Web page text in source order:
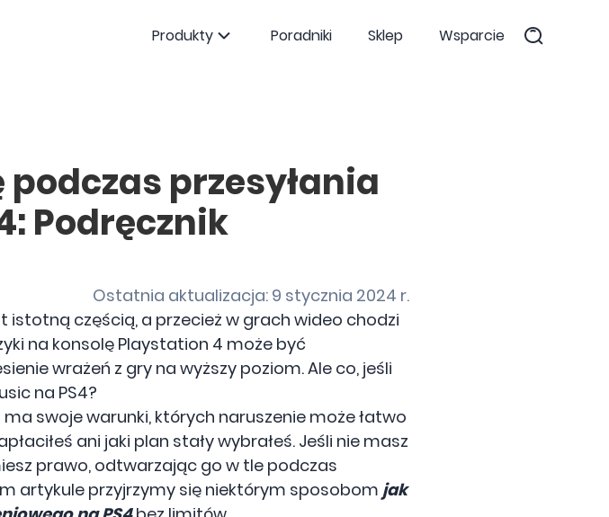
Produkty Poradniki Sklep Wsparcie
przesyłania
Podręcznik
Ostatnia aktualizacja: 9 stycznia 2024 r.
istotną częścią, a przecież w grach wideo chodzi
na konsolę Playstation 4 może być
wrażeń z gry na wyższy poziom. Ale co, jeśli
na PS4?
swoje warunki, których naruszenie może łatwo
ani jaki plan stały wybrałeś. Jeśli nie masz
prawo, odtwarzając go w tle podczas
artykule przyjrzymy się niektórym sposobom jak